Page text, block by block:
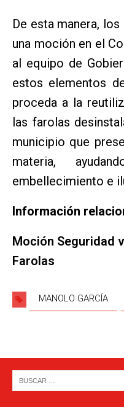
De esta manera,
una moción en el
al equipo de
estos elementos
proceda a la
las farolas
municipio que
materia,
embellecimiento e
Información
Moción Seguridad
Farolas
MANOLO GARCÍA